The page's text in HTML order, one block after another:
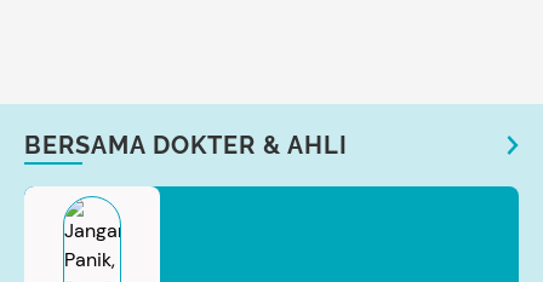
BERSAMA DOKTER & AHLI